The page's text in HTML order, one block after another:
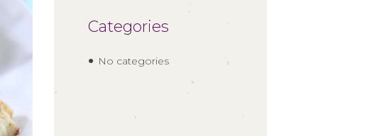
Categories
No categories